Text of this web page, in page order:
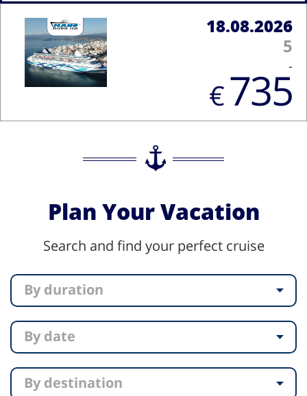
18.08.2026
5
-
€735
Plan Your Vacation
Search and find your perfect cruise
By duration
By date
By destination